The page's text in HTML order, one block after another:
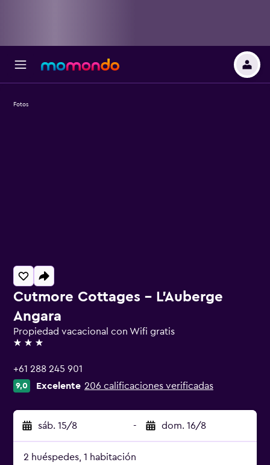
Cutmore Cottages - L'Auberge
Angara
Propiedad vacacional con Wifi gratis
3 estrellas
+61 288 245 901
9,0 Excelente 206 calificaciones verificadas
sáb. 15/8 - dom. 16/8
2 huéspedes, 1 habitación
Fotos